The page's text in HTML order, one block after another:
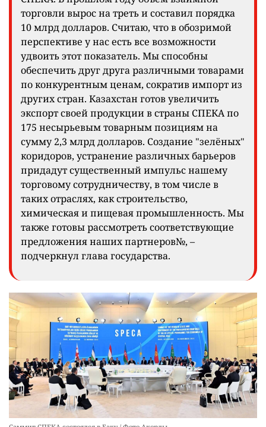
торговли вырос на треть и составил порядка
10 млрд долларов. Считаю, что в обозримой
перспективе у нас есть все возможности
удвоить этот показатель. Мы способны
обеспечить друг друга различными товарами
по конкурентным ценам, сократив импорт из
других стран. Казахстан готов увеличить
экспорт своей продукции в страны СПЕКА по
175 несырьевым товарным позициям на
сумму 2,3 млрд долларов. Создание "зелёных"
коридоров, устранение различных барьеров
придадут существенный импульс нашему
торговому сотрудничеству, в том числе в
таких отраслях, как строительство,
химическая и пищевая промышленность. Мы
также готовы рассмотреть соответствующие
предложения наших партнеров№, –
подчеркнул глава государства.